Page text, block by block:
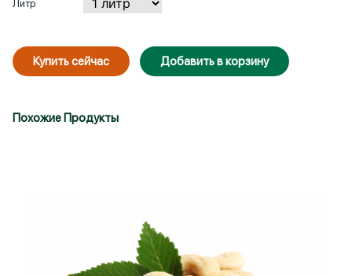
Литр
Купить сейчас Добавить в корзину
Похожие Продукты